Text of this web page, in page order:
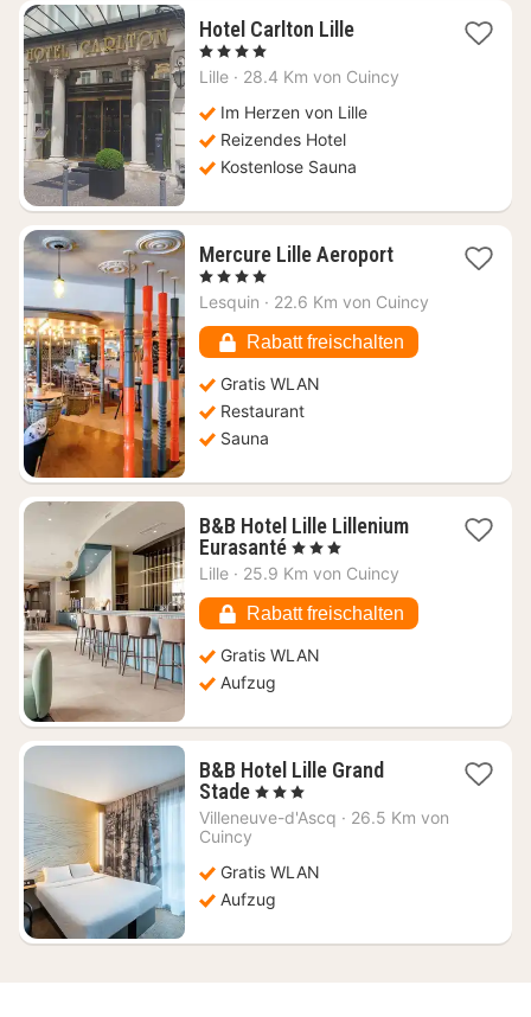
Hotel Carlton Lille1
ab
€
, 4 Sterne
Lille · 28.4 Km von Cuincy
Im Herzen von Lille
Reizendes Hotel
Kostenlose Sauna
Mercure Lille Aeroport1
ab
82,68
€
, 4 Sterne
Lesquin · 22.6 Km von Cuincy
Rabatt freischalten
Gratis WLAN
Restaurant
Sauna
B&B Hotel Lille Lillenium
Eurasanté1
Nacht
51,82
€
, 3 Sterne
Lille · 25.9 Km von Cuincy
Rabatt freischalten
Gratis WLAN
Aufzug
B&B Hotel Lille Grand
Stade1
Nacht
€
, 3 Sterne
Villeneuve-d'Ascq · 26.5 Km von
Cuincy
Gratis WLAN
Aufzug